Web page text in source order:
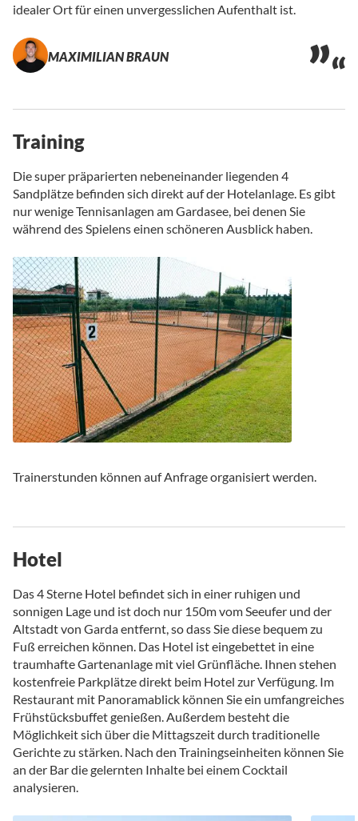
idealer Ort für einen unvergesslichen Aufenthalt ist.
MAXIMILIAN BRAUN
Training
Die super präparierten nebeneinander liegenden 4
Sandplätze befinden sich direkt auf der Hotelanlage. Es gibt
nur wenige Tennisanlagen am Gardasee, bei denen Sie
während des Spielens einen schöneren Ausblick haben.
Trainerstunden können auf Anfrage organisiert werden.
Hotel
Das 4 Sterne Hotel befindet sich in einer ruhigen und
sonnigen Lage und ist doch nur 150m vom Seeufer und der
Altstadt von Garda entfernt, so dass Sie diese bequem zu
Fuß erreichen können. Das Hotel ist eingebettet in eine
traumhafte Gartenanlage mit viel Grünfläche. Ihnen stehen
kostenfreie Parkplätze direkt beim Hotel zur Verfügung. Im
Restaurant mit Panoramablick können Sie ein umfangreiches
Frühstücksbuffet genießen. Außerdem besteht die
Möglichkeit sich über die Mittagszeit durch traditionelle
Gerichte zu stärken. Nach den Trainingseinheiten können Sie
an der Bar die gelernten Inhalte bei einem Cocktail
analysieren.